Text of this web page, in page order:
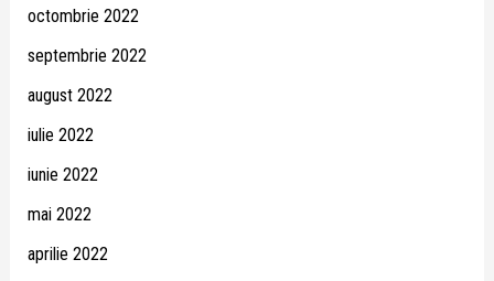
octombrie 2022
septembrie 2022
august 2022
iulie 2022
iunie 2022
mai 2022
aprilie 2022